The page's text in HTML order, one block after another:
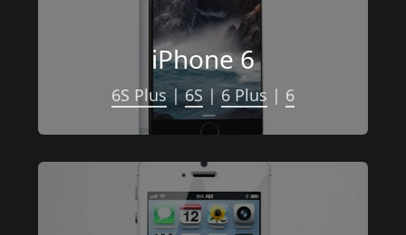
iPhone 6
6S Plus | 6S | 6 Plus | 6